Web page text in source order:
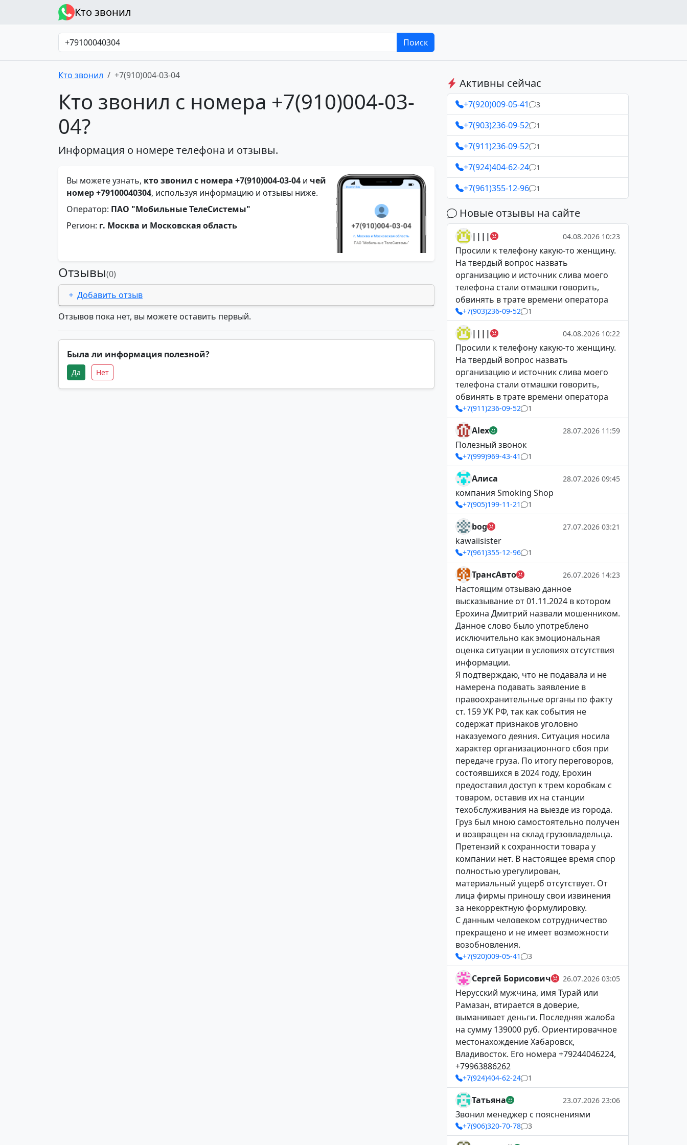
Кто звонил
Поиск
Кто звонил +7(910)004-03-04
Кто звонил с номера +7(910)004-03-
04?
Информация о номере телефона и отзывы.
Вы можете узнать, кто звонил с номера +7(910)004-03-04 и чей
номер +79100040304, используя информацию и отзывы ниже.
Оператор: ПАО "Мобильные ТелеСистемы"
Регион: г. Москва и Московская область
Отзывы(0)
Добавить отзыв
Отзывов пока нет, вы можете оставить первый.
Была ли информация полезной?
Да Нет
Активны сейчас
+7(920)009-05-41 3
+7(903)236-09-52 1
+7(911)236-09-52 1
+7(924)404-62-24 1
+7(961)355-12-96 1
Новые отзывы на сайте
|||| 04.08.2026 10:23
Просили к телефону какую-то женщину.
На твердый вопрос назвать
организацию и источник слива моего
телефона стали отмашки говорить,
обвинять в трате времени оператора
+7(903)236-09-52 1
|||| 04.08.2026 10:22
Просили к телефону какую-то женщину.
На твердый вопрос назвать
организацию и источник слива моего
телефона стали отмашки говорить,
обвинять в трате времени оператора
+7(911)236-09-52 1
Alex 28.07.2026 11:59
Полезный звонок
+7(999)969-43-41 1
Алиса 28.07.2026 09:45
компания Smoking Shop
+7(905)199-11-21 1
bog 27.07.2026 03:21
kawaiisister
+7(961)355-12-96 1
ТрансАвто 26.07.2026 14:23
Настоящим отзываю данное
высказывание от 01.11.2024 в котором
Ерохина Дмитрий назвали мошенником.
Данное слово было употреблено
исключительно как эмоциональная
оценка ситуации в условиях отсутствия
информации.
Я подтверждаю, что не подавала и не
намерена подавать заявление в
правоохранительные органы по факту
ст. 159 УК РФ, так как события не
содержат признаков уголовно
наказуемого деяния. Ситуация носила
характер организационного сбоя при
передаче груза. По итогу переговоров,
состоявшихся в 2024 году, Ерохин
предоставил доступ к трем коробкам с
товаром, оставив их на станции
техобслуживания на выезде из города.
Груз был мною самостоятельно получен
и возвращен на склад грузовладельца.
Претензий к сохранности товара у
компании нет. В настоящее время спор
полностью урегулирован,
материальный ущерб отсутствует. От
лица фирмы приношу свои извинения
за некорректную формулировку.
С данным человеком сотрудничество
прекращено и не имеет возможности
возобновления.
+7(920)009-05-41 3
Сергей Борисович 26.07.2026 03:05
Нерусский мужчина, имя Турай или
Рамазан, втирается в доверие,
выманивает деньги. Последняя жалоба
на сумму 139000 руб. Ориентировачное
местонахождение Хабаровск,
Владивосток. Его номера +79244046224,
+79963886262
+7(924)404-62-24 1
Татьяна 23.07.2026 23:06
Звонил менеджер с пояснениями
+7(906)320-70-78 3